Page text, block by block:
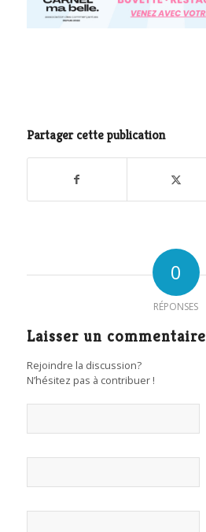
Partager cette publication
0
RÉPONSES
Laisser un commentaire
Rejoindre la discussion?
N’hésitez pas à contribuer !